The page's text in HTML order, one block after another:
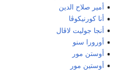
أمير صلاح الدين
أنا كورنيكوڤا
أنجا جوليت لاڤال
أورورا سنو
أوستن مور
أوستين مور